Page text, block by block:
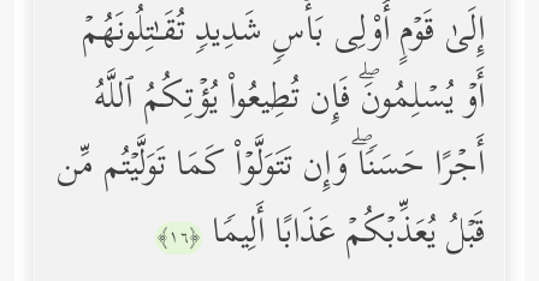
إِلَىٰ قَوۡمٍ أُوْلِی بَأۡسࣲ شَدِیدࣲ تُقَـٰتِلُونَهُمۡ
أَوۡ یُسۡلِمُونَۖ فَإِن تُطِیعُواْ یُؤۡتِكُمُ ٱللَّهُ
أَجۡرًا حَسَنࣰاۖ وَإِن تَتَوَلَّوۡاْ كَمَا تَوَلَّیۡتُم مِّن
قَبۡلُ یُعَذِّبۡكُمۡ عَذَابًا أَلِیمࣰا ﴿١٦﴾